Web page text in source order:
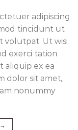
adipiscing
tincidunt ut
volutpat. Ut wisi
exerci tation
aliquip ex ea
dolor sit amet,
nonummy
→